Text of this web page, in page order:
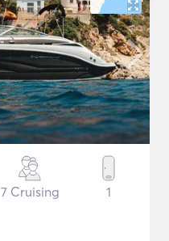
7 Cruising 1